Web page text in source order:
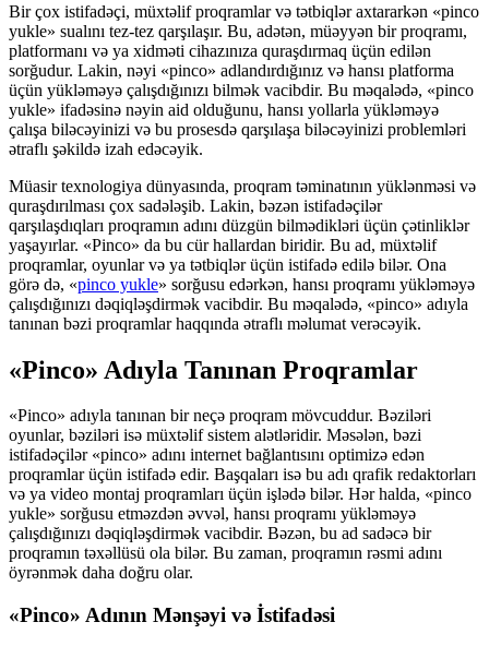
Bir çox istifadəçi, müxtəlif proqramlar və tətbiqlər axtararkən «pinco
yukle» sualını tez-tez qarşılaşır. Bu, adətən, müəyyən bir proqramı,
platformanı və ya xidməti cihazınıza quraşdırmaq üçün edilən
sorğudur. Lakin, nəyi «pinco» adlandırdığınız və hansı platforma
üçün yükləməyə çalışdığınızı bilmək vacibdir. Bu məqalədə, «pinco
yukle» ifadəsinə nəyin aid olduğunu, hansı yollarla yükləməyə
çalışa biləcəyinizi və bu prosesdə qarşılaşa biləcəyinizi problemləri
ətraflı şəkildə izah edəcəyik.
Müasir texnologiya dünyasında, proqram təminatının yüklənməsi və
quraşdırılması çox sadələşib. Lakin, bəzən istifadəçilər
qarşılaşdıqları proqramın adını düzgün bilmədikləri üçün çətinliklər
yaşayırlar. «Pinco» da bu cür hallardan biridir. Bu ad, müxtəlif
proqramlar, oyunlar və ya tətbiqlər üçün istifadə edilə bilər. Ona
görə də, «pinco yukle» sorğusu edərkən, hansı proqramı yükləməyə
çalışdığınızı dəqiqləşdirmək vacibdir. Bu məqalədə, «pinco» adıyla
tanınan bəzi proqramlar haqqında ətraflı məlumat verəcəyik.
«Pinco» Adıyla Tanınan Proqramlar
«Pinco» adıyla tanınan bir neçə proqram mövcuddur. Bəziləri
oyunlar, bəziləri isə müxtəlif sistem alətləridir. Məsələn, bəzi
istifadəçilər «pinco» adını internet bağlantısını optimizə edən
proqramlar üçün istifadə edir. Başqaları isə bu adı qrafik redaktorları
və ya video montaj proqramları üçün işlədə bilər. Hər halda, «pinco
yukle» sorğusu etməzdən əvvəl, hansı proqramı yükləməyə
çalışdığınızı dəqiqləşdirmək vacibdir. Bəzən, bu ad sadəcə bir
proqramın təxəllüsü ola bilər. Bu zaman, proqramın rəsmi adını
öyrənmək daha doğru olar.
«Pinco» Adının Mənşəyi və İstifadəsi